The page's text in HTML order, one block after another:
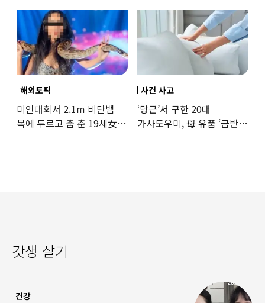
해외토픽
미인대회서 2.1m 비단뱀
목에 두르고 춤 춘 19세女
사건 사고
‘당근’서 구한 20대
가사도우미, 母 유품 ‘금반지
갓생 살기
건강